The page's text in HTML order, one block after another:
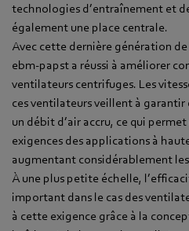
technologies d’entraînement et
également une place centrale.
Avec cette dernière génération
ebm‑papst a réussi à améliorer
ventilateurs centrifuges. Les
ces ventilateurs veillent à garantir
un débit d’air accru, ce qui
exigences des applications à
augmentant considérablement
À une plus petite échelle,
important dans le cas des
à cette exigence grâce à la